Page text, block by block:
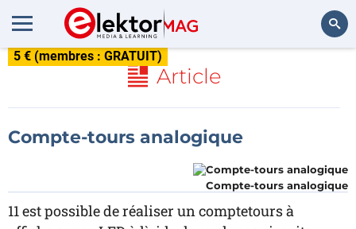
5 € (membres : GRATUIT)
Article
Compte-tours analogique
Compte-tours analogique
11 est possible de réaliser un comptetours à